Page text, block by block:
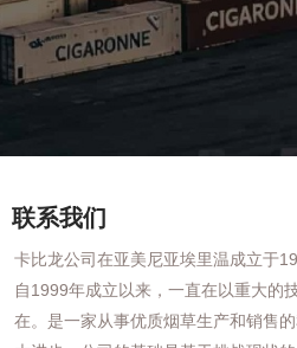
联系我们
卡比龙公司在亚美尼亚埃里温成立于
自1999年成立以来，一直在以重大的
在。 是一家从事优质烟草生产和销售